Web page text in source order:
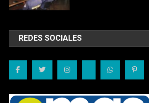
REDES SOCIALES